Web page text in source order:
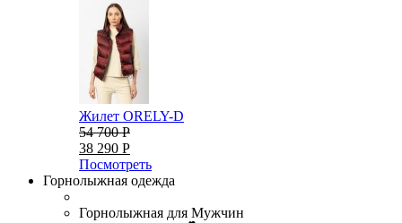
Жилет ORELY-D
54 700 Р
38 290 Р
Посмотреть
Горнолыжная одежда
Горнолыжная для Мужчин